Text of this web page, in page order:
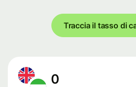
Traccia il tasso di
0